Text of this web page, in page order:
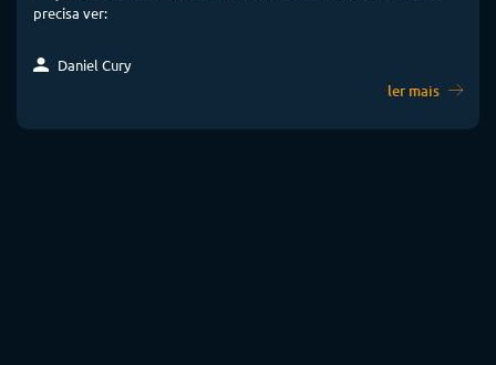
precisa ver:
Daniel Cury
ler mais